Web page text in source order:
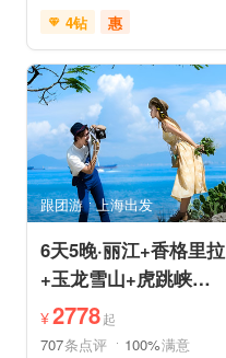
4钻
惠
免费接送机
免费WIFI
管家服务
品质游
情侣游
摄影之旅
休闲度假
自然山水
美食享受
乡村趣游
森林公园
美景探索
深度人文
世界遗产
特色民宿
自由活动
跟团游 上海出发
6天5晚·丽江+香格里拉
+玉龙雪山+虎跳峡半
自助游
¥2778起
707条点评 100%满意